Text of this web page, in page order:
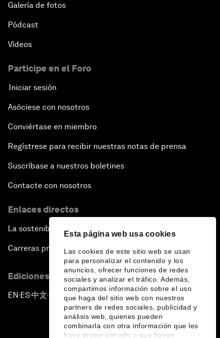
Esta página web usa cookies
Las cookies de este sitio web se usan
para personalizar el contenido y los
anuncios, ofrecer funciones de redes
sociales y analizar el tráfico. Además,
compartimos información sobre el uso
que haga del sitio web con nuestros
partners de redes sociales, publicidad y
análisis web, quienes pueden
combinarla con otra información que les
haya proporcionado o que hayan
Galería de fotos
Pódcast
Vídeos
Participe en el Foro
Iniciar sesión
Asóciese con nosotros
Conviértase en miembro
Regístrese para recibir nuestras notas de prensa
Suscríbase a nuestros boletines
Contacte con nosotros
Enlaces directos
La sostenibilidad en el Foro
Carreras profesionales
Ediciones en otros idiomas
EN ▪ES▪中文▪ 日本語